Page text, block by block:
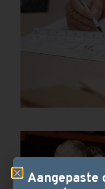
Aangepaste